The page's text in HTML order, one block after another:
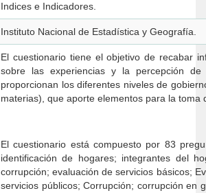
Indices e Indicadores.
Instituto Nacional de Estadística y Geografía.
El cuestionario tiene el objetivo de recabar
sobre las experiencias y la percepción
proporcionan los diferentes niveles de
materias), que aporte elementos para la toma
El cuestionario está compuesto por 83 preguntas, distribuidas en diez
identificación de hogares; integrantes del
corrupción; evaluación de servicios básicos;
servicios públicos; Corrupción; corrupción en